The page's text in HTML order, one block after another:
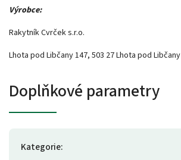
Výrobce:
Rakytník Cvrček s.r.o.
Lhota pod Libčany 147, 503 27 Lhota pod Libčany
Doplňkové parametry
Kategorie: